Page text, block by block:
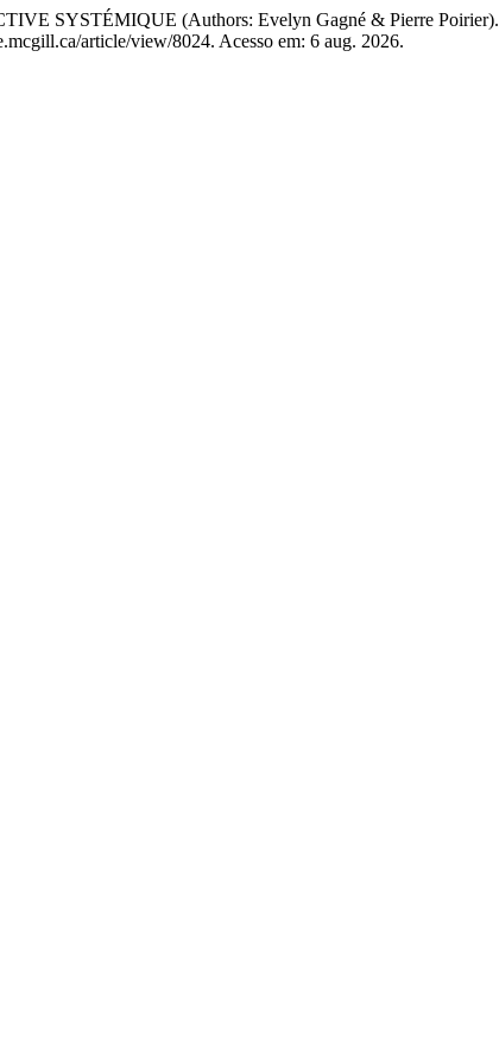
SYSTÉMIQUE (Authors: Evelyn Gagné & Pierre Poirier).
article/view/8024. Acesso em: 6 aug. 2026.